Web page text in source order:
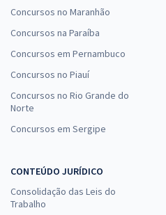
Concursos no Maranhão
Concursos na Paraíba
Concursos em Pernambuco
Concursos no Piauí
Concursos no Rio Grande do
Norte
Concursos em Sergipe
CONTEÚDO JURÍDICO
Consolidação das Leis do
Trabalho